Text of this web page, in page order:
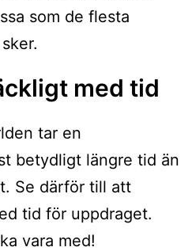
som de flesta
med tid
tar en
betydligt längre tid än
Se därför till att
tid för uppdraget.
vara med!